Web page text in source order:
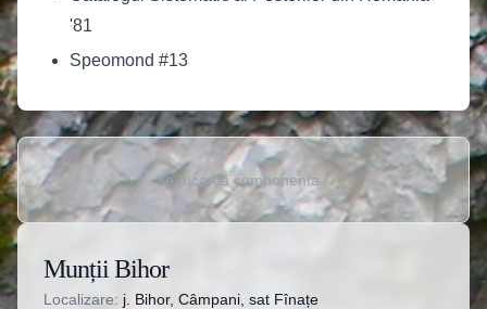
'81
Speomond #13
Se încarcă componenta...
Munții Bihor
Localizare: j. Bihor, Câmpani, sat Fînațe